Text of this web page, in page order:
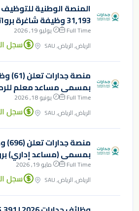
المنصة الوطنية
31,193 وظيفة شاغرة برواتب 10,000 ريال
Full Time
يوليو 19, 2026
الرياض, الرياض, SAU
سجل
منصة
بمسمى مساعد معلم
Full Time
يونيو 18, 2026
الرياض, الرياض, SAU
سجل
بمسمى (مساعد إداري) برواتب
Full Time
مايو 19, 2026
الرياض, الرياض, SAU
سجل